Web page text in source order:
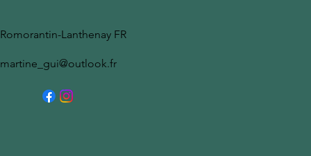
Romorantin-Lanthenay FR
martine_gui@outlook.fr